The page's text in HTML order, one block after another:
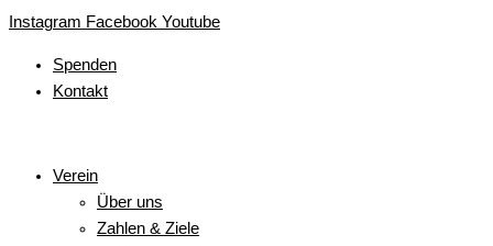
Zum
springen
Instagram Facebook Youtube
Main
Spenden
Kontakt
Main
Verein
Über uns
Zahlen & Ziele
Main
Main
Main